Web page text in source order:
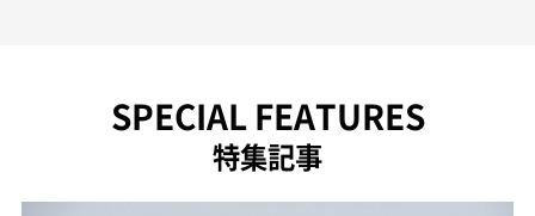
SPECIAL FEATURES
特集記事